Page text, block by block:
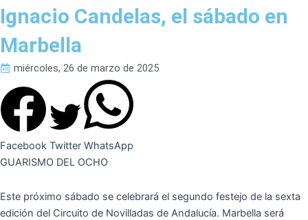
Ignacio Candelas, el sábado en
Marbella
miércoles, 26 de marzo de 2025
Facebook Twitter WhatsApp
GUARISMO DEL OCHO
Este próximo sábado se celebrará el segundo festejo de la sexta
edición del Circuito de Novilladas de Andalucía. Marbella será